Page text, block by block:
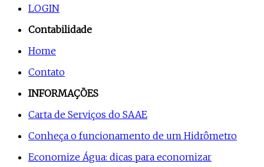
LOGIN
Contabilidade
Home
Contato
INFORMAÇÕES
Carta de Serviços do SAAE
Conheça o funcionamento de um Hidrômetro
Economize Água: dicas para economizar